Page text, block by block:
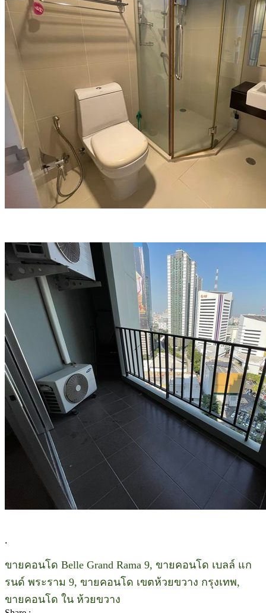
.
ขายคอนโด Belle Grand Rama 9, ขายคอนโด เบลล์ แก
รนด์ พระราม 9, ขายคอนโด เขตห้วยขวาง กรุงเทพ,
ขายคอนโด ใน ห้วยขวาง